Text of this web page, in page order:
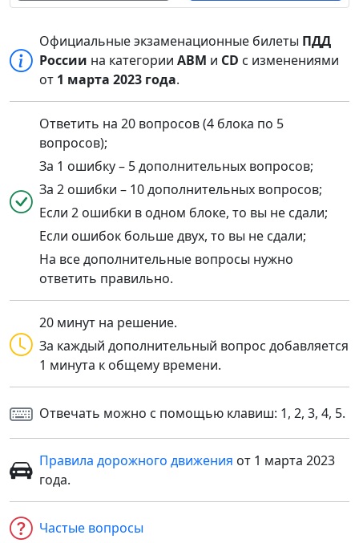
Официальные экзаменационные билеты ПДД
России на категорииABM и CD с изменениями
от 1 марта 2023 года.
Ответить на 20 вопросов (4 блока по 5
вопросов);
За 1 ошибку – 5 дополнительных вопросов;
За 2 ошибки – 10 дополнительных вопросов;
Если 2 ошибки в одном блоке, то вы не сдали;
Если ошибок больше двух, то вы не сдали;
На все дополнительные вопросы нужно
ответить правильно.
20 минут на решение.
За каждый дополнительный вопрос добавляется
1 минута к общему времени.
Отвечать можно с помощью клавиш: 1, 2, 3, 4, 5.
Правила дорожного движения от 1 марта 2023
года.
Частые вопросы